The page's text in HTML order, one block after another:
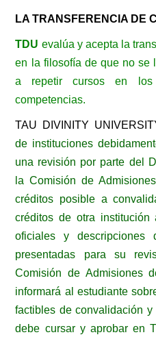
LA TRANSFERENCIA DE
TDU evalúa y acepta la
en la filosofía de que no se
a repetir cursos en
competencias.
TAU DIVINITY
de instituciones
una revisión por parte del
la Comisión de
créditos posible a
créditos de otra institución
oficiales y
presentadas para su
Comisión de Admisiones
informará al estudiante
factibles de convalidación
debe cursar y aprobar en